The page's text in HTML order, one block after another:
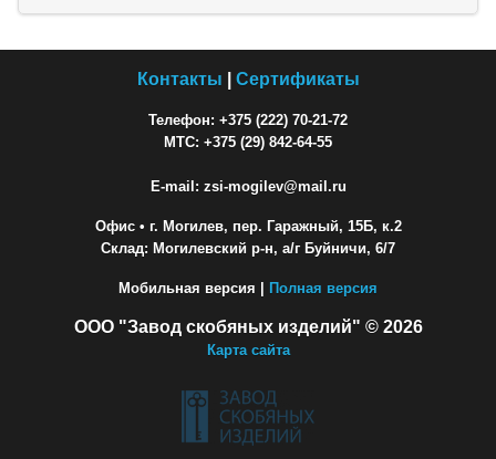
Контакты Сертификаты
Телефон: +375 (222) 70-21-72
МТС: +375 (29) 842-64-55
E-mail: zsi-mogilev@mail.ru
Офис• г. Могилев, пер. Гаражный, 15Б, к.2
Склад: Могилевский р-н, а/г Буйничи, 6/7
Мобильная версия | Полная версия
ООО "Завод скобяных изделий" © 2026
Карта сайта